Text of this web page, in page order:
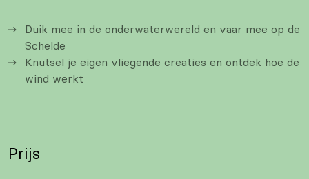
Duik mee in de onderwaterwereld en vaar mee op de
Schelde
Knutsel je eigen vliegende creaties en ontdek hoe de
wind werkt
Prijs